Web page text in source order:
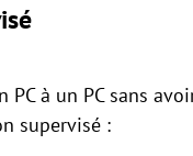
à un PC sans
supervisé :